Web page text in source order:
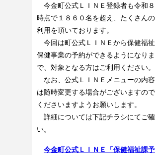
今金町公式ＬＩＮＥ登録者も令和
時点で１８６０名を超え、たくさん
利用を頂いております。
今回は町公式ＬＩＮＥから保健福
保健事業の予約ができるようになり
で、対象となる方はご利用ください。
なお、公式ＬＩＮＥメニューの内
は随時変更する場合がございますの
くださいますようお願いします。
詳細については下記チラシにてご
い。
今金町公式ＬＩＮＥ「保健福祉課